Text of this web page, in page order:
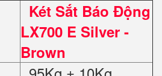
Két Sắt Báo Động
LX700 E Silver -
Brown